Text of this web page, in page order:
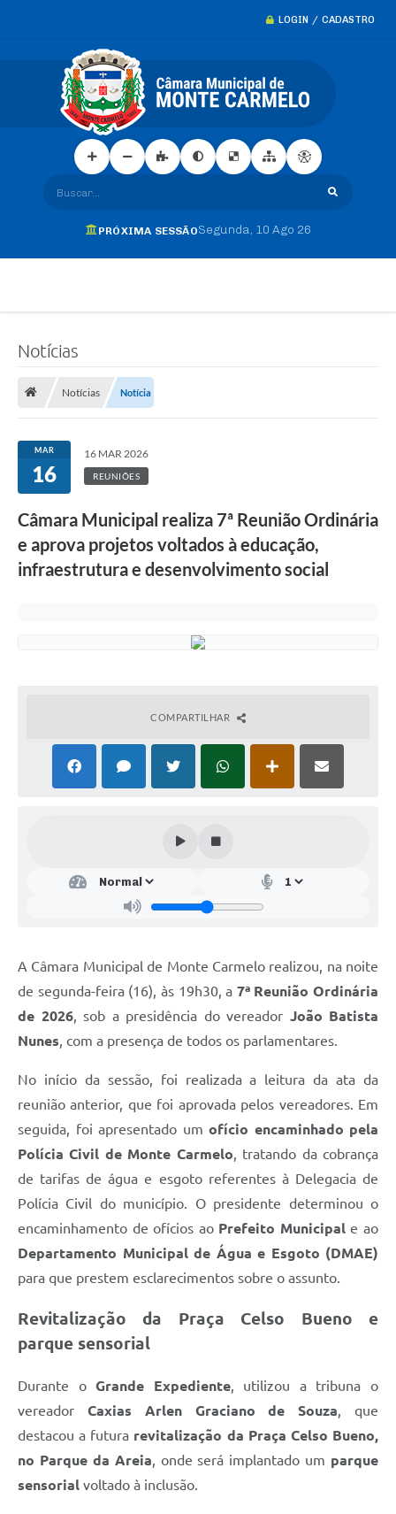
LOGIN / CADASTRO
Buscar...
PRÓXIMA SESSÃOSegunda 10 Ago 26
Notícias
Notícias Notícia
MAR
16
16 MAR 2026
REUNIÕES
Câmara Municipal realiza 7ª Reunião Ordinária
e aprova projetos voltados à educação,
infraestrutura e desenvolvimento social
COMPARTILHAR
A Câmara Municipal de Monte Carmelo realizou, na noite
de segunda-feira (16), às 19h30, a 7ª Reunião Ordinária
de 2026, sob a presidência do vereador João Batista
Nunes, com a presença de todos os parlamentares.
No início da sessão, foi realizada a leitura da ata da
reunião anterior, que foi aprovada pelos vereadores. Em
seguida, foi apresentado um ofício encaminhado pela
Polícia Civil de Monte Carmelo, tratando da cobrança
de tarifas de água e esgoto referentes à Delegacia de
Polícia Civil do município. O presidente determinou o
encaminhamento de ofícios ao Prefeito Municipale ao
Departamento Municipal de Água e Esgoto (DMAE)
para que prestem esclarecimentos sobre o assunto.
Revitalização da Praça Celso Bueno e
parque sensorial
Durante oGrande Expediente, utilizou a tribuna o
vereador Caxias Arlen Graciano de Souza , que
destacou a futura revitalização da Praça Celso Bueno,
no Parque da Areia , onde será implantado um parque
sensorial voltado à inclusão.